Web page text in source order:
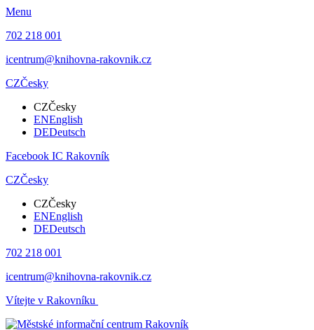
Menu
702 218 001
icentrum@knihovna-rakovnik.cz
CZČesky
CZČesky
ENEnglish
DEDeutsch
Facebook IC Rakovník
CZČesky
CZČesky
ENEnglish
DEDeutsch
702 218 001
icentrum@knihovna-rakovnik.cz
Vítejte v Rakovníku